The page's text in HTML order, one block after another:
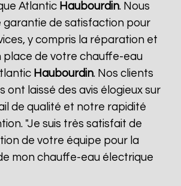
Atlantic Haubourdin. Nous
garantie de satisfaction pour
y compris la réparation et
place de votre chauffe-eau
Haubourdin. Nos clients
ont laissé des avis élogieux sur
de qualité et notre rapidité
"Je suis très satisfait de
de votre équipe pour la
mon chauffe-eau électrique